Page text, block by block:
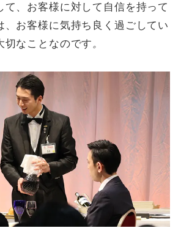
て、お客様に対して自信を持って
、お客様に気持ち良く過ごしてい
切なことなのです 。